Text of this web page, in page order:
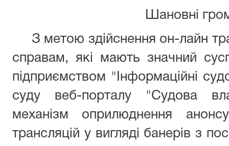
Шановні
З метою здійснення он-лайн
справам, які мають значний
підприємством "Інформаційні
суду веб-порталу "Судова
механізм оприлюднення
трансляцій у вигляді банерів з